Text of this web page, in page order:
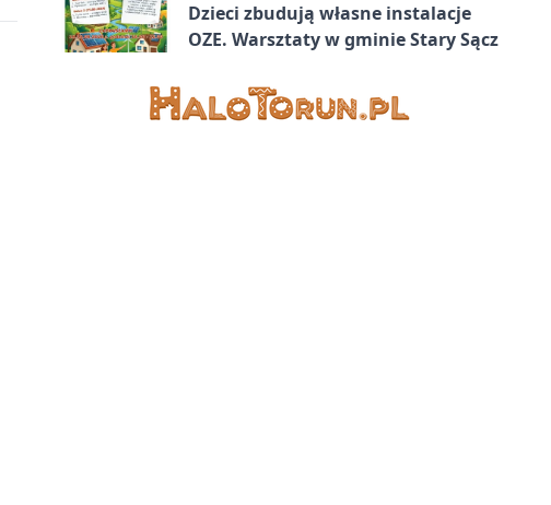
Dzieci zbudują własne instalacje
OZE. Warsztaty w gminie Stary Sącz